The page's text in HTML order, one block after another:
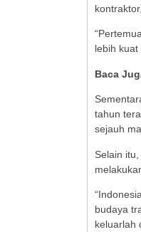
lebih
Baca
tahun
sejauh
Selain
budaya
keluarlah